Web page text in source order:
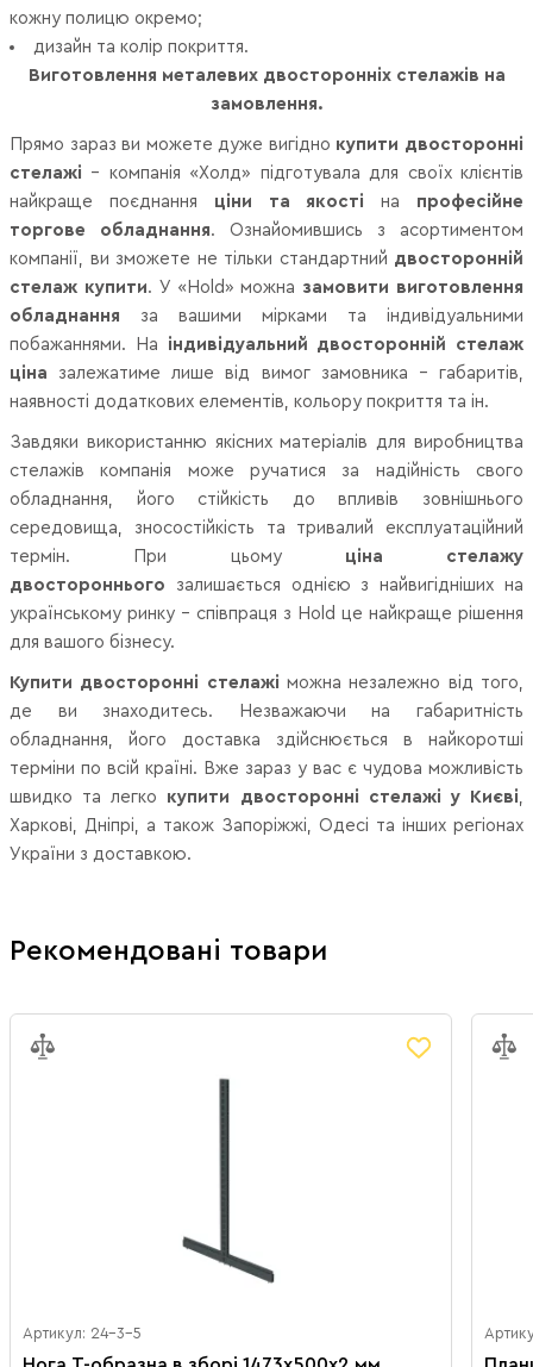
кожну полицю окремо;
дизайн та колір покриття.
Виготовлення металевих двосторонніх стелажів на
замовлення.
Прямо зараз ви можете дуже вигідно купити двосторонні
стелажі – компанія «Холд» підготувала для своїх клієнтів
найкраще поєднання ціни та якостіна професійне
торгове обладнання. Ознайомившись з асортиментом
компанії, ви зможете не тільки стандартний двосторонній
стелаж купити. У «Hold» можна замовити виготовлення
обладнання за вашими мірками та індивідуальними
побажаннями. На індивідуальний двосторонній стелаж
ціна залежатиме лише від вимог замовника – габаритів,
наявності додаткових елементів, кольору покриття та ін.
Завдяки використанню якісних матеріалів для виробництва
стелажів компанія може ручатися за надійність свого
обладнання, його стійкість до впливів зовнішнього
середовища, зносостійкість та тривалий експлуатаційний
термін. При цьому ціна стелажу
двостороннього залишається однією з найвигідніших на
українському ринку – співпраця з Hold це найкраще рішення
для вашого бізнесу.
Купити двосторонні стелажі можна незалежно від того,
де ви знаходитесь. Незважаючи на габаритність
обладнання, його доставка здійснюється в найкоротші
терміни по всій країні. Вже зараз у вас є чудова можливість
швидко та легко купити двосторонні стелажі у Києві
Харкові, Дніпрі, а також Запоріжжі, Одесі та інших регіонах
України з доставкою.
Рекомендовані товари
Артикул: 24-3-5